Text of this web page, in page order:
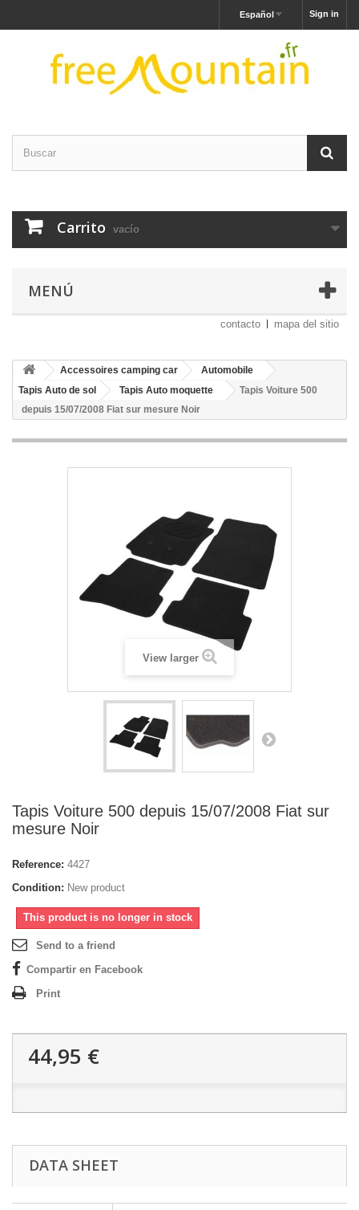
Sign in
Español
Carrito vacío
MENÚ
contacto mapa del sitio
Accessoires camping car
Automobile
Tapis Auto de sol
Tapis Auto moquette
Tapis Voiture 500
depuis 15/07/2008 Fiat sur mesure Noir
View larger
Tapis Voiture 500 depuis 15/07/2008 Fiat sur
mesure Noir
Reference: 4427
Condition: New product
This product is no longer in stock
Send to a friend
Compartir en Facebook
Print
44,95 €
DATA SHEET